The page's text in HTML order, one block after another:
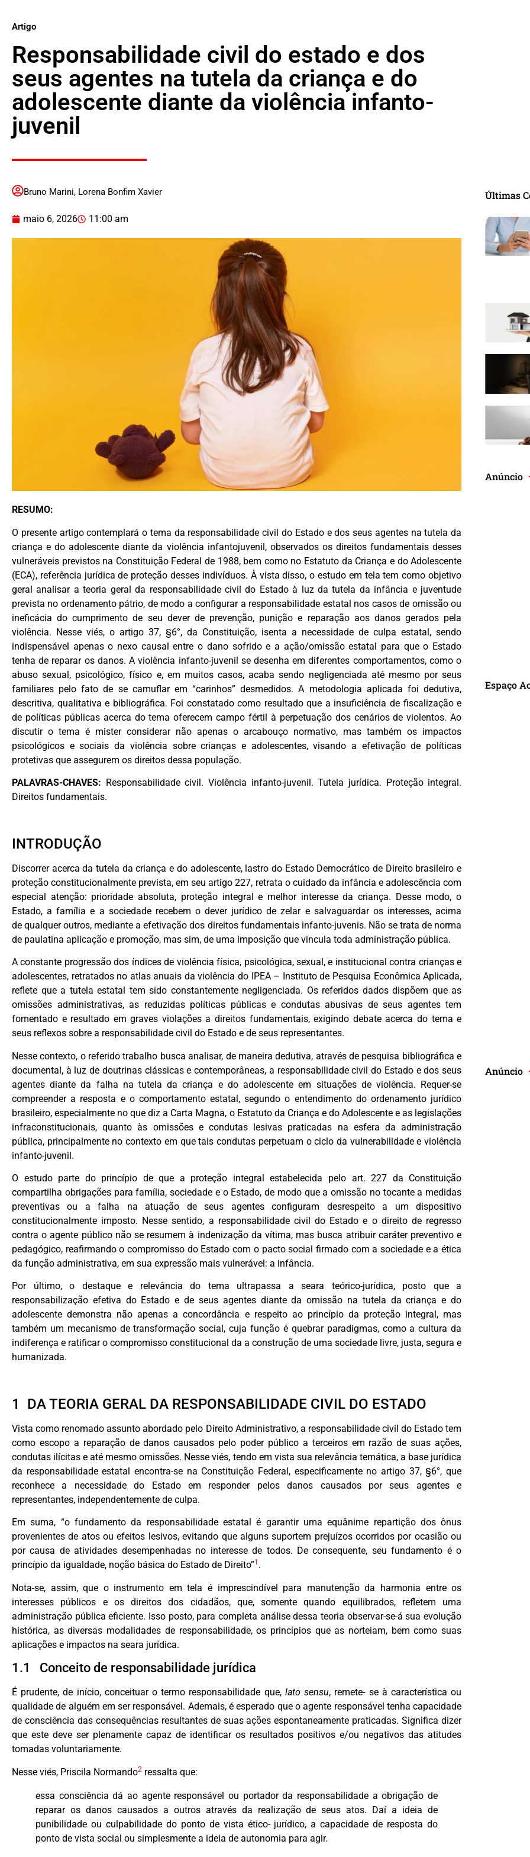
Artigo
Responsabilidade civil do estado e dos
seus agentes na tutela da criança e do
adolescente diante da violência infanto-
juvenil
Bruno Marini, Lorena Bonfim Xavier
maio 6, 2026 11:00 am
RESUMO:
O presente artigo contemplará o tema da responsabilidade civil do Estado e dos seus agentes na tutela da
criança e do adolescente diante da violência infantojuvenil, observados os direitos fundamentais desses
vulneráveis previstos na Constituição Federal de 1988, bem como no Estatuto da Criança e do Adolescente
(ECA), referência jurídica de proteção desses indivíduos. À vista disso, o estudo em tela tem como objetivo
geral analisar a teoria geral da responsabilidade civil do Estado à luz da tutela da infância e juventude
prevista no ordenamento pátrio, de modo a configurar a responsabilidade estatal nos casos de omissão ou
ineficácia do cumprimento de seu dever de prevenção, punição e reparação aos danos gerados pela
violência. Nesse viés, o artigo 37, §6°, da Constituição, isenta a necessidade de culpa estatal, sendo
indispensável apenas o nexo causal entre o dano sofrido e a ação/omissão estatal para que o Estado
tenha de reparar os danos. A violência infanto-juvenil se desenha em diferentes comportamentos, como o
abuso sexual, psicológico, físico e, em muitos casos, acaba sendo negligenciada até mesmo por seus
familiares pelo fato de se camuflar em “carinhos” desmedidos. A metodologia aplicada foi dedutiva,
descritiva, qualitativa e bibliográfica. Foi constatado como resultado que a insuficiência de fiscalização e
de políticas públicas acerca do tema oferecem campo fértil à perpetuação dos cenários de violentos. Ao
discutir o tema é mister considerar não apenas o arcabouço normativo, mas também os impactos
psicológicos e sociais da violência sobre crianças e adolescentes, visando a efetivação de políticas
protetivas que assegurem os direitos dessa população.
PALAVRAS-CHAVES: Responsabilidade civil. Violência infanto-juvenil. Tutela jurídica. Proteção integral.
Direitos fundamentais.
INTRODUÇÃO
Discorrer acerca da tutela da criança e do adolescente, lastro do Estado Democrático de Direito brasileiro e
proteção constitucionalmente prevista, em seu artigo 227, retrata o cuidado da infância e adolescência com
especial atenção: prioridade absoluta, proteção integral e melhor interesse da criança. Desse modo, o
Estado, a família e a sociedade recebem o dever jurídico de zelar e salvaguardar os interesses, acima
de qualquer outros, mediante a efetivação dos direitos fundamentais infanto-juvenis. Não se trata de norma
de paulatina aplicação e promoção, mas sim, de uma imposição que vincula toda administração pública.
A constante progressão dos índices de violência física, psicológica, sexual, e institucional contra crianças e
adolescentes, retratados no atlas anuais da violência do IPEA – Instituto de Pesquisa Econômica Aplicada,
reflete que a tutela estatal tem sido constantemente negligenciada. Os referidos dados dispõem que as
omissões administrativas, as reduzidas políticas públicas e condutas abusivas de seus agentes tem
fomentado e resultado em graves violações a direitos fundamentais, exigindo debate acerca do tema e
seus reflexos sobre a responsabilidade civil do Estado e de seus representantes.
Nesse contexto, o referido trabalho busca analisar, de maneira dedutiva, através de pesquisa bibliográfica e
documental, à luz de doutrinas clássicas e contemporâneas, a responsabilidade civil do Estado e dos seus
agentes diante da falha na tutela da criança e do adolescente em situações de violência. Requer-se
compreender a resposta e o comportamento estatal, segundo o entendimento do ordenamento jurídico
brasileiro, especialmente no que diz a Carta Magna, o Estatuto da Criança e do Adolescente e as legislações
infraconstitucionais, quanto às omissões e condutas lesivas praticadas na esfera da administração
pública, principalmente no contexto em que tais condutas perpetuam o ciclo da vulnerabilidade e violência
infanto-juvenil.
O estudo parte do princípio de que a proteção integral estabelecida pelo art. 227 da Constituição
compartilha obrigações para família, sociedade e o Estado, de modo que a omissão no tocante a medidas
preventivas ou a falha na atuação de seus agentes configuram desrespeito a um dispositivo
constitucionalmente imposto. Nesse sentido, a responsabilidade civil do Estado e o direito de regresso
contra o agente público não se resumem à indenização da vítima, mas busca atribuir caráter preventivo e
pedagógico, reafirmando o compromisso do Estado com o pacto social firmado com a sociedade e a ética
da função administrativa, em sua expressão mais vulnerável: a infância.
Por último, o destaque e relevância do tema ultrapassa a seara teórico-jurídica, posto que a
responsabilização efetiva do Estado e de seus agentes diante da omissão na tutela da criança e do
adolescente demonstra não apenas a concordância e respeito ao princípio da proteção integral, mas
também um mecanismo de transformação social, cuja função é quebrar paradigmas, como a cultura da
indiferença e ratificar o compromisso constitucional da a construção de uma sociedade livre, justa, segura e
humanizada.
1 DA TEORIA GERAL DA RESPONSABILIDADE CIVIL DO ESTADO
Vista como renomado assunto abordado pelo Direito Administrativo, a responsabilidade civil do Estado tem
como escopo a reparação de danos causados pelo poder público a terceiros em razão de suas ações,
condutas ilícitas e até mesmo omissões. Nesse viés, tendo em vista sua relevância temática, a base jurídica
da responsabilidade estatal encontra-se na Constituição Federal, especificamente no artigo 37, §6°, que
reconhece a necessidade do Estado em responder pelos danos causados por seus agentes e
representantes, independentemente de culpa.
Em suma, “o fundamento da responsabilidade estatal é garantir uma equânime repartição dos ônus
provenientes de atos ou efeitos lesivos, evitando que alguns suportem prejuízos ocorridos por ocasião ou
por causa de atividades desempenhadas no interesse de todos. De consequente, seu fundamento é o
princípio da igualdade, noção básica do Estado de Direito”1 .
Nota-se, assim, que o instrumento em tela é imprescindível para manutenção da harmonia entre os
interesses públicos e os direitos dos cidadãos, que, somente quando equilibrados, refletem uma
administração pública eficiente. Isso posto, para completa análise dessa teoria observar-se-á sua evolução
histórica, as diversas modalidades de responsabilidade, os princípios que as norteiam, bem como suas
aplicações e impactos na seara jurídica.
1.1 Conceito de responsabilidade jurídica
É prudente, de início, conceituar o termo responsabilidade que, lato sensu, remete- se à característica ou
qualidade de alguém em ser responsável. Ademais, é esperado que o agente responsável tenha capacidade
de consciência das consequências resultantes de suas ações espontaneamente praticadas. Significa dizer
que este deve ser plenamente capaz de identificar os resultados positivos e/ou negativos das atitudes
tomadas voluntariamente.
Nesse viés, Priscila Normando2 ressalta que:
essa consciência dá ao agente responsável ou portador da responsabilidade a obrigação de
reparar os danos causados a outros através da realização de seus atos. Daí a ideia de
punibilidade ou culpabilidade do ponto de vista ético- jurídico, a capacidade de resposta do
ponto de vista social ou simplesmente a ideia de autonomia para agir.
Últimas
Anúncio
Espaço
Anúncio